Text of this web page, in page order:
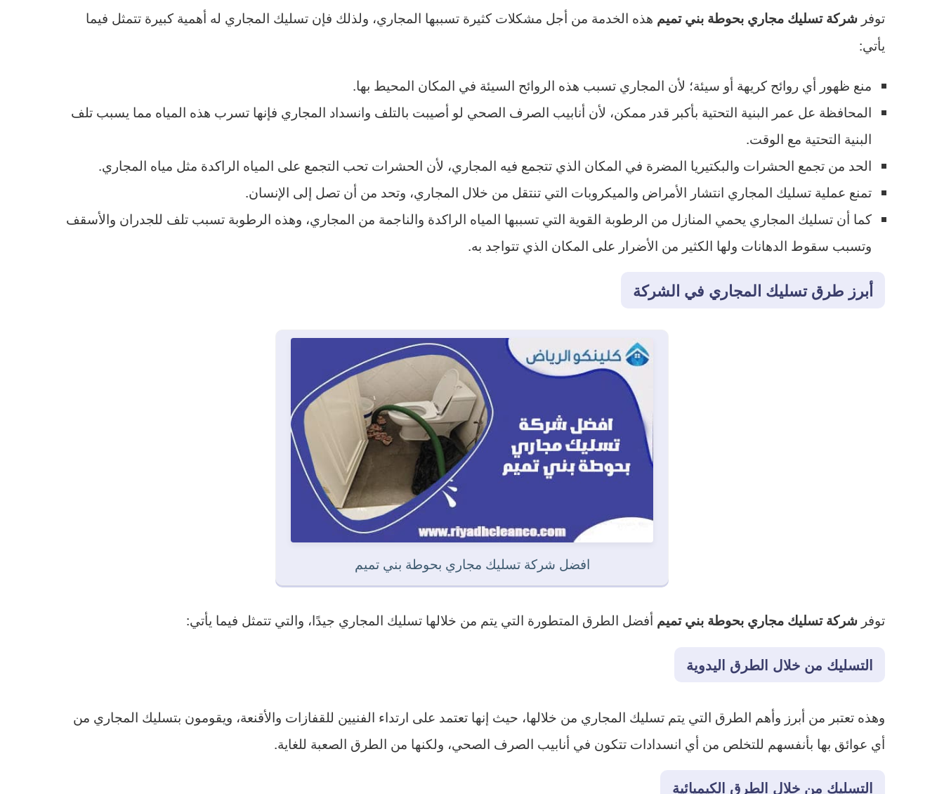
توفر شركة تسليك مجاري بحوطة بني تميم هذه الخدمة من أجل مشكلات كثيرة تسببها المجاري، ولذلك فإن تسليك المجاري له أهمية كبيرة تتمثل فيما
يأتي:
منع ظهور أي روائح كريهة أو سيئة؛ لأن المجاري تسبب هذه الروائح السيئة في المكان المحيط بها.
المحافظة عل عمر البنية التحتية بأكبر قدر ممكن، لأن أنابيب الصرف الصحي لو أصيبت بالتلف وانسداد المجاري فإنها تسرب هذه المياه مما يسبب تلف
البنية التحتية مع الوقت.
الحد من تجمع الحشرات والبكتيريا المضرة في المكان الذي تتجمع فيه المجاري، لأن الحشرات تحب التجمع على المياه الراكدة مثل مياه المجاري.
تمنع عملية تسليك المجاري انتشار الأمراض والميكروبات التي تنتقل من خلال المجاري، وتحد من أن تصل إلى الإنسان.
كما أن تسليك المجاري يحمي المنازل من الرطوبة القوية التي تسببها المياه الراكدة والناجمة من المجاري، وهذه الرطوبة تسبب تلف للجدران والأسقف
وتسبب سقوط الدهانات ولها الكثير من الأضرار على المكان الذي تتواجد به.
أبرز طرق تسليك المجاري في الشركة
افضل شركة تسليك مجاري بحوطة بني تميم
توفر شركة تسليك مجاري بحوطة بني تميم أفضل الطرق المتطورة التي يتم من خلالها تسليك المجاري جيدًا، والتي تتمثل فيما يأتي:
التسليك من خلال الطرق اليدوية
وهذه تعتبر من أبرز وأهم الطرق التي يتم تسليك المجاري من خلالها، حيث إنها تعتمد على ارتداء الفنيين للقفازات والأقنعة، ويقومون بتسليك المجاري من
أي عوائق بها بأنفسهم للتخلص من أي انسدادات تتكون في أنابيب الصرف الصحي، ولكنها من الطرق الصعبة للغاية.
التسليك من خلال الطرق الكيميائية